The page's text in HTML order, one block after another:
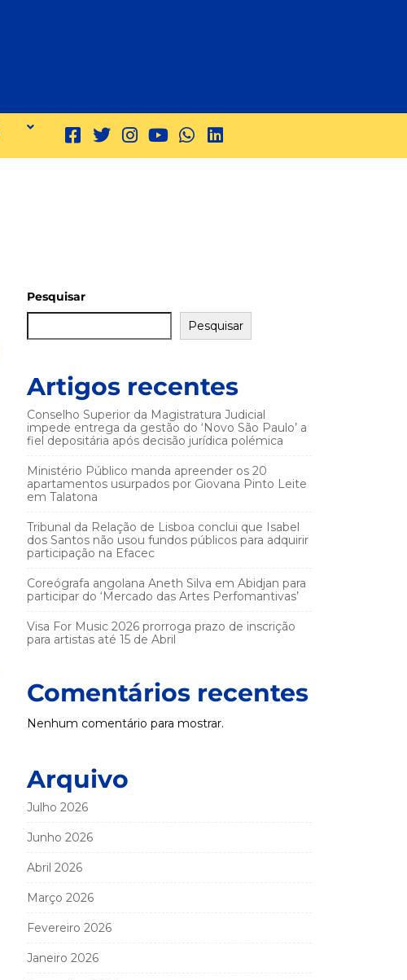
Pesquisar
Pesquisar
Artigos recentes
Conselho Superior da Magistratura Judicial
impede entrega da gestão do ‘Novo São Paulo’ a
fiel depositária após decisão jurídica polémica
Ministério Público manda apreender os 20
apartamentos usurpados por Giovana Pinto Leite
em Talatona
Tribunal da Relação de Lisboa conclui que Isabel
dos Santos não usou fundos públicos para adquirir
participação na Efacec
Coreógrafa angolana Aneth Silva em Abidjan para
participar do ‘Mercado das Artes Perfomantivas’
Visa For Music 2026 prorroga prazo de inscrição
para artistas até 15 de Abril
Comentários recentes
Nenhum comentário para mostrar.
Arquivo
Julho 2026
Junho 2026
Abril 2026
Março 2026
Fevereiro 2026
Janeiro 2026